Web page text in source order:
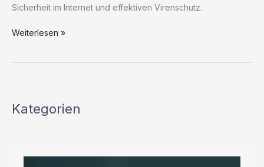
Sicherheit im Internet und effektiven Virenschutz.
Schadsoftware
Weiterlesen »
Kategorien